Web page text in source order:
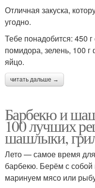
Отличная закуска,
угодно.
Тебе понадобится: 450
помидора, зелень, 100 г
яйцо.
читать дальше →
Барбекю и
100 лучших
шашлыки,
Лето — самое время
барбекю. Берём с собой
маринуем мясо или